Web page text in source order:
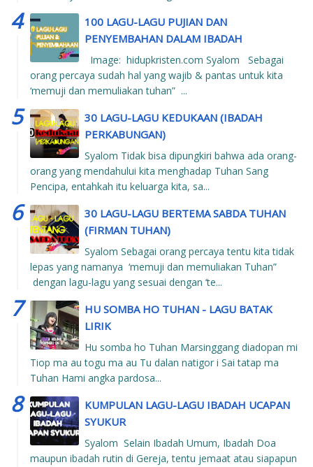
100 LAGU-LAGU PUJIAN DAN
PENYEMBAHAN DALAM IBADAH
Image: hidupkristen.com Syalom Sebagai
orang percaya sudah hal yang wajib & pantas untuk kita
‘memuji dan memuliakan tuhan” ...
30 LAGU-LAGU KEDUKAAN (IBADAH
PERKABUNGAN)
Syalom Tidak bisa dipungkiri bahwa ada orang-
orang yang mendahului kita menghadap Tuhan Sang
Pencipa, entahkah itu keluarga kita, sa...
30 LAGU-LAGU BERTEMA SABDA TUHAN
(FIRMAN TUHAN)
Syalom Sebagai orang percaya tentu kita tidak
lepas yang namanya ‘memuji dan memuliakan Tuhan”
dengan lagu-lagu yang sesuai dengan ‘te...
HU SOMBA HO TUHAN - LAGU BATAK
LIRIK
Hu somba ho Tuhan Marsinggang diadopan mi
Tiop ma au togu ma au Tu dalan natigor i Sai tatap ma
Tuhan Hami angka pardosa...
KUMPULAN LAGU-LAGU IBADAH UCAPAN
SYUKUR
Syalom Selain Ibadah Umum, Ibadah Doa
maupun ibadah rutin di Gereja, tentu jemaat atau siapapun